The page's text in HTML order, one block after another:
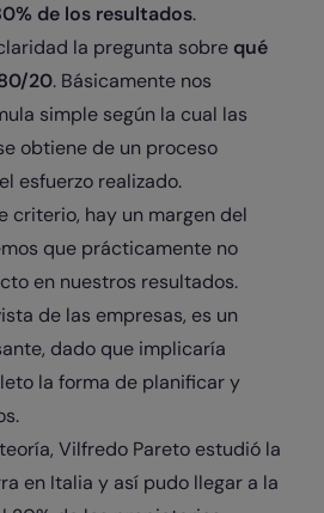
de los resultados.
la pregunta sobre qué
20. Básicamente nos
simple según la cual las
obtiene de un proceso
esfuerzo realizado.
criterio, hay un margen del
que prácticamente no
en nuestros resultados.
de las empresas, es un
dado que implicaría
la forma de planificar y
Vilfredo Pareto estudió la
en Italia y así pudo llegar a la